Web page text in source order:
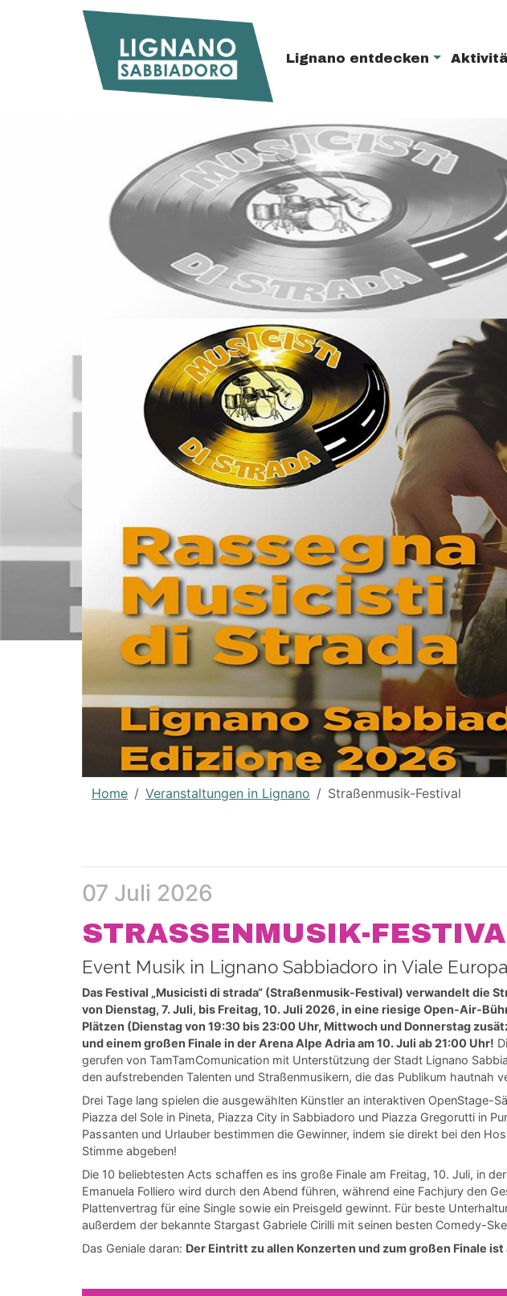
Lignano entdecken
Home Veranstaltungen in Lignano Straßenmusik-Festival
07 Juli 2026
STRASSENMUSIK-
Event Musik in Lignano Sabbiadoro in Viale
Das Festival „Musicisti di strada“ (Straßenmusik-Festival) verwandelt die
von Dienstag, 7. Juli, bis Freitag, 10. Juli 2026, in eine riesige Open-Air-
Plätzen (Dienstag von 19:30 bis 23:00 Uhr, Mittwoch und Donnerstag
und einem großen Finale in der Arena Alpe Adria am 10. Juli ab 21:00 Uhr!
gerufen von TamTamComunication mit Unterstützung der Stadt Lignano
den aufstrebenden Talenten und Straßenmusikern, die das Publikum hautnah
Drei Tage lang spielen die ausgewählten Künstler an interaktiven OpenStage-
Piazza del Sole in Pineta, Piazza City in Sabbiadoro und Piazza Gregorutti in
Passanten und Urlauber bestimmen die Gewinner, indem sie direkt bei den
Stimme abgeben!
Die 10 beliebtesten Acts schaffen es ins große Finale am Freitag, 10. Juli, in
Emanuela Folliero wird durch den Abend führen, während eine Fachjury den
Plattenvertrag für eine Single sowie ein Preisgeld gewinnt. Für beste
außerdem der bekannte Stargast Gabriele Cirilli mit seinen besten Comedy-
Das Geniale daran: Der Eintritt zu allen Konzerten und zum großen Finale
Top